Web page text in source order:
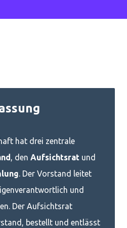
hat drei zentrale
, den Aufsichtsrat und
. Der Vorstand leitet
und
Der Aufsichtsrat
bestellt und entlässt